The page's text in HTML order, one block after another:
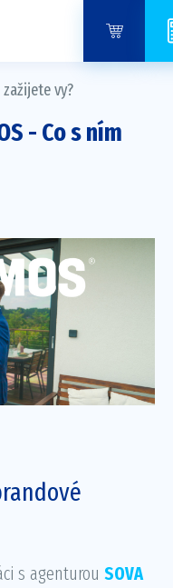
zažijete vy?
- Co s ním
s agenturou SOVA